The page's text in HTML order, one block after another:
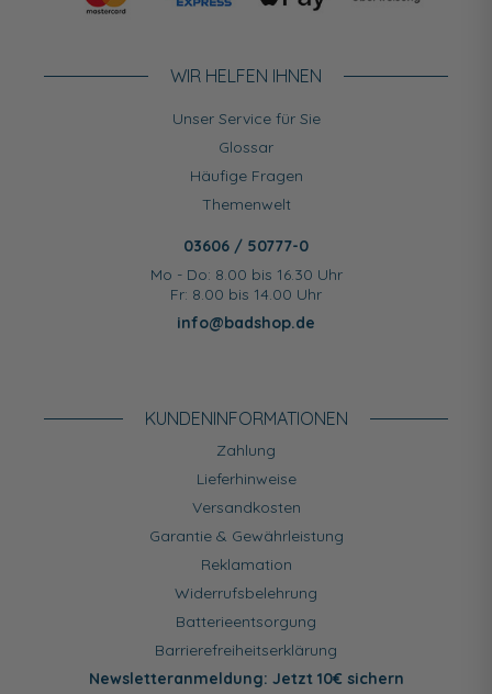
WIR HELFEN IHNEN
Unser Service für Sie
Glossar
Häufige Fragen
Themenwelt
03606 / 50777-0
Mo - Do: 8.00 bis 16.30 Uhr
Fr: 8.00 bis 14.00 Uhr
info@badshop.de
KUNDEN­INFORMATIONEN
Zahlung
Lieferhinweise
Versandkosten
Garantie & Gewährleistung
Reklamation
Widerrufsbelehrung
Batterieentsorgung
Barrierefreiheitserklärung
Newsletteranmeldung: Jetzt 10€ sichern